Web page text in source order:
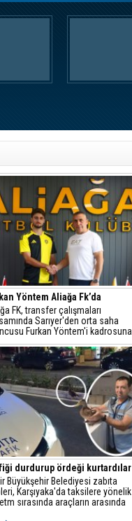
Yöntem Aliağa Fk’da
FK, transfer çalışmaları
Sarıyer'den orta saha
Furkan Yöntem'i kadrosuna
etti.
durdurup ördeği kurtardılar
Büyükşehir Belediyesi zabıta
Karşıyaka'da taksilere yönelik
sırasında araçların arasında